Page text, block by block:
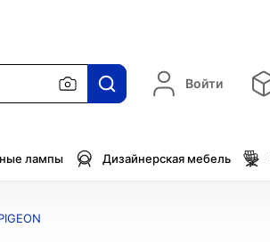
Войти
лампы Дизайнерская мебель